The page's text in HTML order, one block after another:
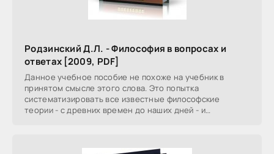
Родзинский Д.Л. - Философия в вопросах и
ответах [2009, PDF]
Данное учебное пособие не похоже на учебник в
принятом смысле этого слова. Это попытка
систематизировать все известные философские
теории - с древних времен до наших дней - и